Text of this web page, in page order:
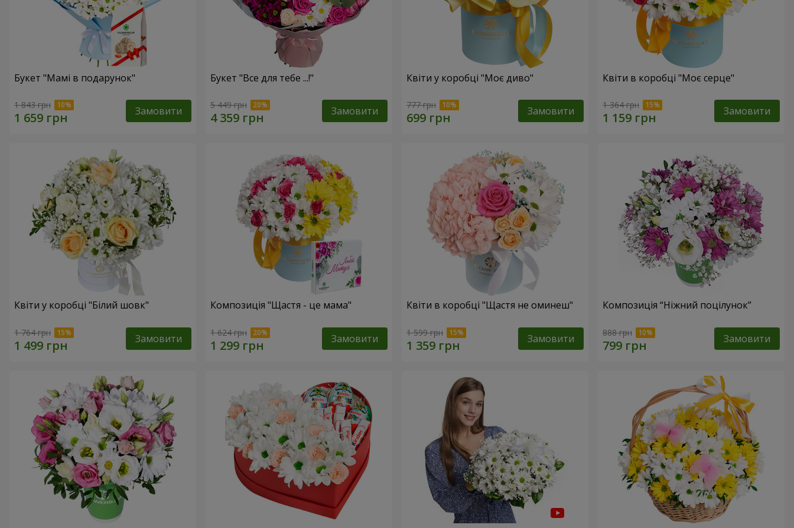
Букет "Мамі в подарунок"
1 843 грн Замовити
Букет "Все для тебе ...!"
5 449 грн Замовити
Квіти у коробці "Моє диво"
777 грн Замовити
Квіти в коробці "Моє серце"
1 364 грн Замовити
Квіти у коробці "Білий шовк"
1 764 грн Замовити
Композиція "Щастя - це мама"
1 624 грн Замовити
Квіти в коробці "Щастя не оминеш"
1 599 грн Замовити
Композиція “Ніжний поцілунок”
888 грн Замовити